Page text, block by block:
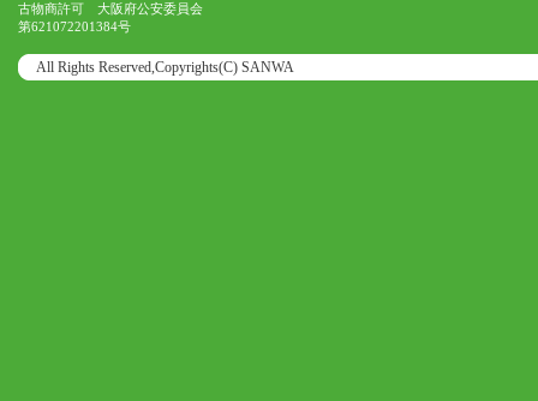
古物商許可 大阪府公安委員会
第621072201384号
All Rights Reserved,Copyrights(C) SANWA